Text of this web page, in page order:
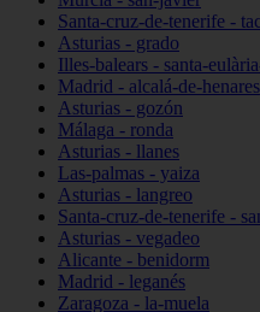
Santa-cruz-de-tenerife -
Asturias - grado
Illes-balears - santa-
Madrid - alcalá-de-henares
Asturias - gozón
Málaga - ronda
Asturias - llanes
Las-palmas - yaiza
Asturias - langreo
Santa-cruz-de-tenerife -
Asturias - vegadeo
Alicante - benidorm
Madrid - leganés
Zaragoza - la-muela